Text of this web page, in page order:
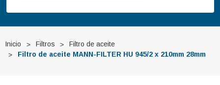
Inicio Filtros
Filtro de aceite
Filtro de aceite MANN-FILTER HU 945/2 x 210mm 28mm